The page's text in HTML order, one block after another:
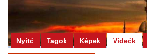
Nyitó Tagok Képek Videók